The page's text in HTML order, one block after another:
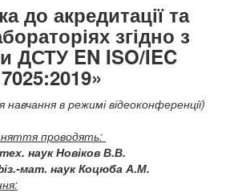
до акредитації та
згідно з
ДСТУ EN ISO/IEC
в режимі відеоконференції)
проводять:
наук Новіков В.В.
мат. наук Коцюба А.М.